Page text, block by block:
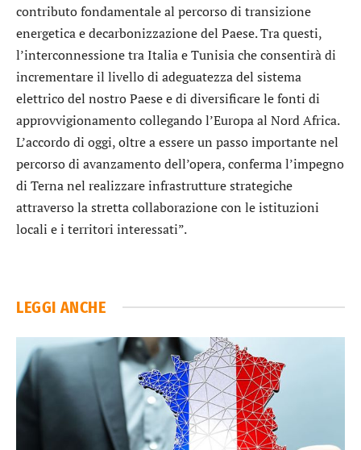
contributo fondamentale al percorso di transizione
energetica e decarbonizzazione del Paese. Tra questi,
l’interconnessione tra Italia e Tunisia che consentirà di
incrementare il livello di adeguatezza del sistema
elettrico del nostro Paese e di diversificare le fonti di
approvvigionamento collegando l’Europa al Nord Africa.
L’accordo di oggi, oltre a essere un passo importante nel
percorso di avanzamento dell’opera, conferma l’impegno
di Terna nel realizzare infrastrutture strategiche
attraverso la stretta collaborazione con le istituzioni
locali e i territori interessati”.
LEGGI ANCHE